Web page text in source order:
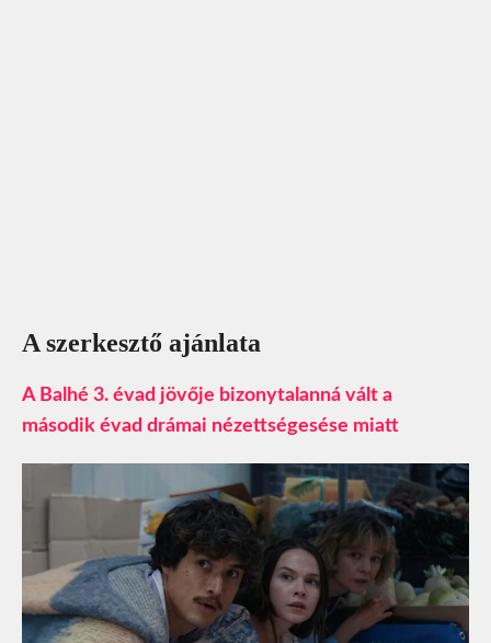
A szerkesztő ajánlata
A Balhé 3. évad jövője bizonytalanná vált a
második évad drámai nézettségesése miatt